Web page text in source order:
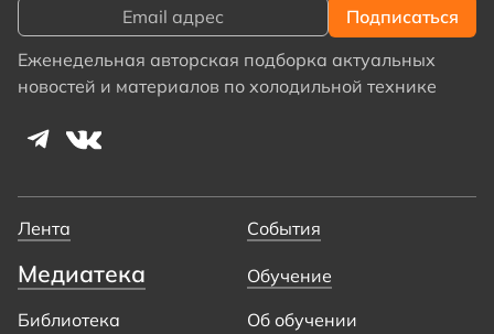
Еженедельная авторская подборка актуальных
новостей и материалов по холодильной технике
Лента События
Медиатека
Библиотека
Обучение
Об обучении